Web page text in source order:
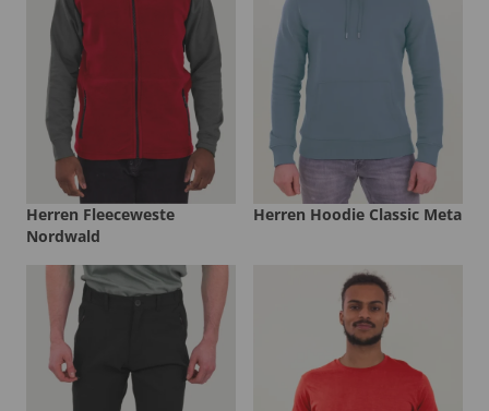
Herren Fleeceweste
Nordwald
Herren Hoodie Classic Meta